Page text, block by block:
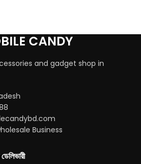
CANDY
and gadget shop in
Business